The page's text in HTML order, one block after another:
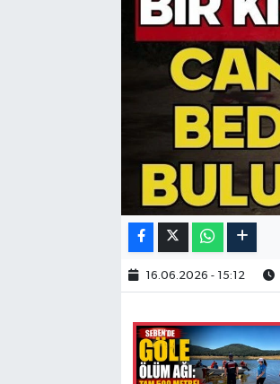
16.06.2026 - 15:12